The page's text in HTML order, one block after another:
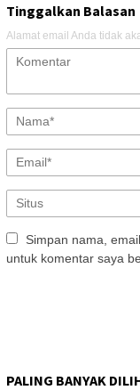
Tinggalkan Balasan
Alamat email Anda tidak
Simpan nama,
untuk komentar saya
PALING BANYAK